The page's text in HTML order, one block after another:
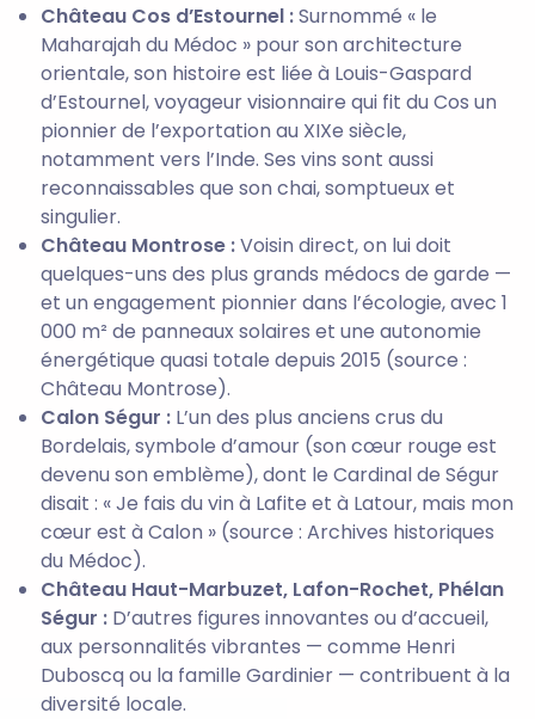
Château Cos d’Estournel :Surnommé « le
Maharajah du Médoc » pour son architecture
orientale, son histoire est liée à Louis-Gaspard
d’Estournel, voyageur visionnaire qui fit du Cos un
pionnier de l’exportation au XIXe siècle,
notamment vers l’Inde. Ses vins sont aussi
reconnaissables que son chai, somptueux et
singulier.
Château Montrose :Voisin direct, on lui doit
quelques-uns des plus grands médocs de garde —
et un engagement pionnier dans l’écologie, avec 1
000 m² de panneaux solaires et une autonomie
énergétique quasi totale depuis 2015 (source :
Château Montrose).
Calon Ségur :L’un des plus anciens crus du
Bordelais, symbole d’amour (son cœur rouge est
devenu son emblème), dont le Cardinal de Ségur
disait : « Je fais du vin à Lafite et à Latour, mais mon
cœur est à Calon » (source : Archives historiques
du Médoc).
Château Haut-Marbuzet, Lafon-Rochet, Phélan
Ségur :D’autres figures innovantes ou d’accueil,
aux personnalités vibrantes — comme Henri
Duboscq ou la famille Gardinier — contribuent à la
diversité locale.